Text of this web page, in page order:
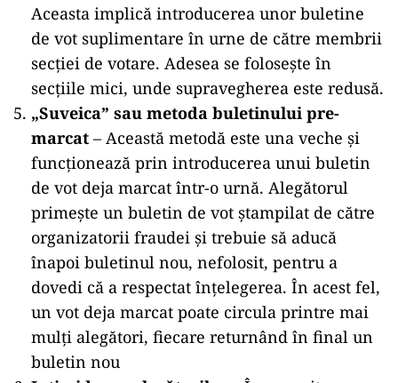
Aceasta implică introducerea unor buletine
de vot suplimentare în urne de către membrii
secției de votare. Adesea se folosește în
secțiile mici, unde supravegherea este redusă​.
„Suveica” sau metoda buletinului pre-
marcat – Această metodă este una veche și
funcționează prin introducerea unui buletin
de vot deja marcat într-o urnă. Alegătorul
primește un buletin de vot ștampilat de către
organizatorii fraudei și trebuie să aducă
înapoi buletinul nou, nefolosit, pentru a
dovedi că a respectat înțelegerea. În acest fel,
un vot deja marcat poate circula printre mai
mulți alegători, fiecare returnând în final un
buletin nou​